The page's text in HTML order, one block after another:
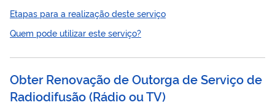
desejar, de maneira que os participantes possam realizar o
registro de presença através de um QR Code. Assim, elimina-
se a necessidade do preenchimento manual de listas de
Etapas para a realização deste serviço
Quem pode utilizar este serviço?
Obter Renovação de Outorga de Serviço de
Radiodifusão (Rádio ou TV)